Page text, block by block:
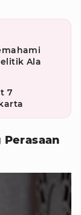
Ala
7